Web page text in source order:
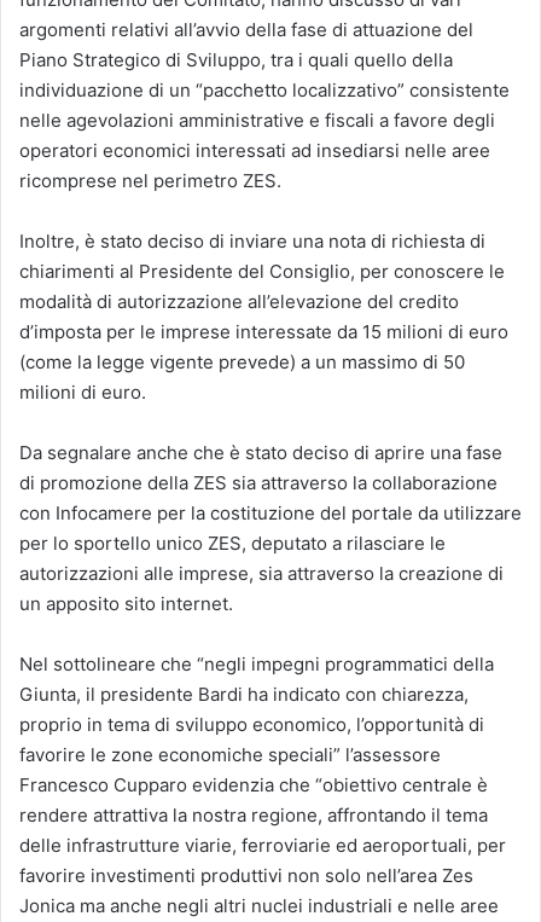
argomenti relativi all’avvio della fase di attuazione del
Piano Strategico di Sviluppo, tra i quali quello della
individuazione di un “pacchetto localizzativo” consistente
nelle agevolazioni amministrative e fiscali a favore degli
operatori economici interessati ad insediarsi nelle aree
ricomprese nel perimetro ZES.
Inoltre, è stato deciso di inviare una nota di richiesta di
chiarimenti al Presidente del Consiglio, per conoscere le
modalità di autorizzazione all’elevazione del credito
d’imposta per le imprese interessate da 15 milioni di euro
(come la legge vigente prevede) a un massimo di 50
milioni di euro.
Da segnalare anche che è stato deciso di aprire una fase
di promozione della ZES sia attraverso la collaborazione
con Infocamere per la costituzione del portale da utilizzare
per lo sportello unico ZES, deputato a rilasciare le
autorizzazioni alle imprese, sia attraverso la creazione di
un apposito sito internet.
Nel sottolineare che “negli impegni programmatici della
Giunta, il presidente Bardi ha indicato con chiarezza,
proprio in tema di sviluppo economico, l’opportunità di
favorire le zone economiche speciali” l’assessore
Francesco Cupparo evidenzia che “obiettivo centrale è
rendere attrattiva la nostra regione, affrontando il tema
delle infrastrutture viarie, ferroviarie ed aeroportuali, per
favorire investimenti produttivi non solo nell’area Zes
Jonica ma anche negli altri nuclei industriali e nelle aree